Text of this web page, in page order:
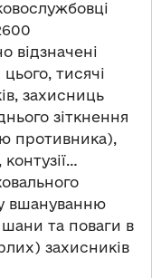
відзначені
тисячі
захисниць
зіткнення
противника),
вшануванню
шани та поваги в
захисників